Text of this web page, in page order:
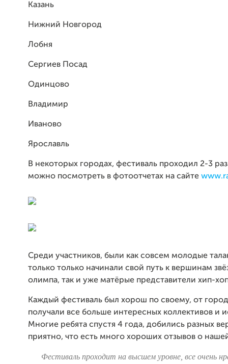
Казань
Нижний Новгород
Лобня
Сергиев Посад
Одинцово
Владимир
Иваново
Ярославль
В некоторых городах, фестиваль проходил 2-3
можно посмотреть в фотоотчетах на сайте
Среди участников, были как совсем молодые
только только начинали свой путь к вершинам
олимпа, так и уже матёрые представители хип-
Каждый фестиваль был хорош по своему, от
получали все больше интересных коллективов и
Многие ребята спустя 4 года, добились разных
приятно, что есть много хороших отзывов о
Фестиваль проходит на высшем уровне, все очень